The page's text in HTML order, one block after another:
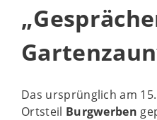
Das ursprünglich am
Ortsteil Burgwerben